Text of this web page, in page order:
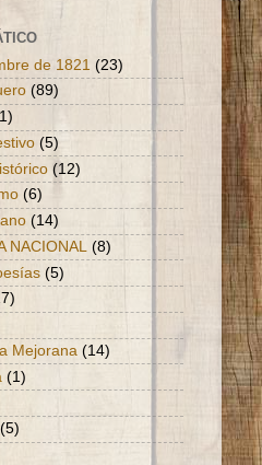
de 1821 (23)
(89)
(5)
(12)
(6)
(14)
NACIONAL
(8)
(5)
Mejorana (14)
(1)
(5)